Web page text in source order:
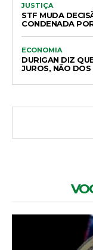
JUSTIÇA
STF MUDA
CONDENADA
ECONOMIA
DURIGAN DIZ
JUROS, NÃO